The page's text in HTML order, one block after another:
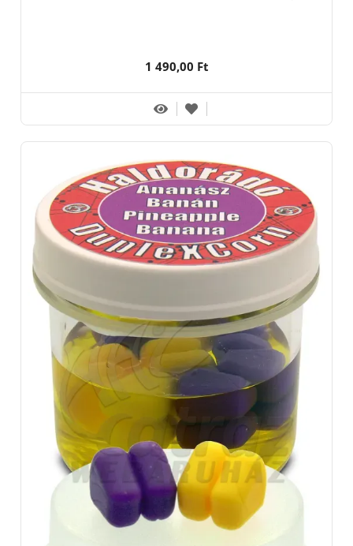
1 490,00 Ft